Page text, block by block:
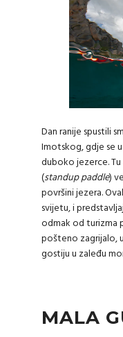
Dan ranije spustili
Imotskog, gdje se
duboko jezerce. Tu
(standup paddle)
površini jezera.
svijetu, i
odmak od turizma
pošteno zagrijalo,
gostiju u zaleđu
MALA